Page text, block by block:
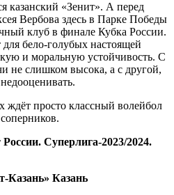
казанский «Зенит». А перед
Вербова здесь в Парке Победы
клуб в финале Кубка России.
бело-голубых настоящей
и моральную устойчивость. С
не слишком высока, а с другой,
ждёт просто классный волейбол
Суперлига-2023/2024.
Казань» Казань